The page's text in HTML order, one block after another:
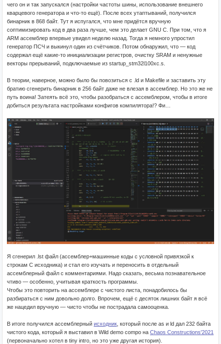
чего он и так запускался (настройки частоты шины, использование внешнего
кварцевого генератора и что-то ещё). После всех утаптываний, получился
бинарник в 868 байт. Тут я испугался, что мне придётся вручную
соптимизировать код в два раза лучше, чем это делает GNU C. При том, что я
ARM ассемблер впервые увидел неделю назад. Тогда я немного упростил
генератор ПСЧ и выкинул один из счётчиков. Потом обнаружил, что — код
содержал ещё какие-то инициализации регистров, очистку SRAM и ненужные
векторы прерываний, подключаемые из startup_stm32l100xc.s.
В теории, наверное, можно было бы повозиться с .ld и Makefile и заставить эту
братию сгенерить бинарник в 256 байт даже не влезая в ассемблер. Но это же не
путь воина! Затеять всё это, чтобы разобраться с ассемблером, чтобы в итоге
добиться результата настройками конфигов компилятора!? Фи…
Я сгенерил .lst файл (ассемблер+машинные коды с условной привязкой к
строкам C исходника) и стал его изучать и переносить в отдельный
ассемблерный файл с комментариями. Надо сказать, весьма познавательное
чтиво — особенно, учитывая краткость программы.
Чтобы это повторить на ассемблере с чистого листа, понадобилось бы
разбираться с ним довольно долго. Впрочем, ещё с десяток лишних байт я всё
же нацедил вручную — чисто чтобы не пострадала самооценка.
В итоге получился ассемблерный исходник , который после as и ld дал 232 байта
чистого кода, который я выставил в Wild demo compo на Chaos Constructions'2021
(первоначально хотел в tiny intro, но это уже другая история).